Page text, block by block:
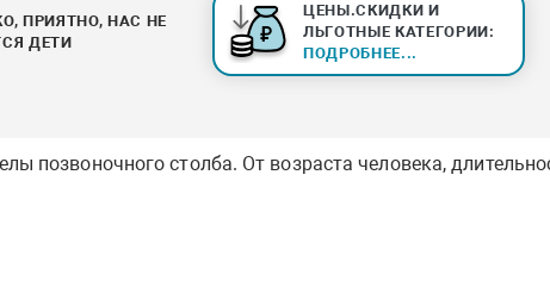
ПРИЯТНО, НАС НЕ
ДЕТИ
ЦЕНЫ.СКИДКИ И
ЛЬГОТНЫЕ КАТЕГОРИИ:
ПОДРОБНЕЕ...
позвоночного столба. От возраста человека,